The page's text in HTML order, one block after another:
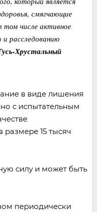
смягчающие
том числе активное
расследованию
Хрустальный
в виде лишения
с испытательным
размере 15 тысяч
силу и может быть
периодически